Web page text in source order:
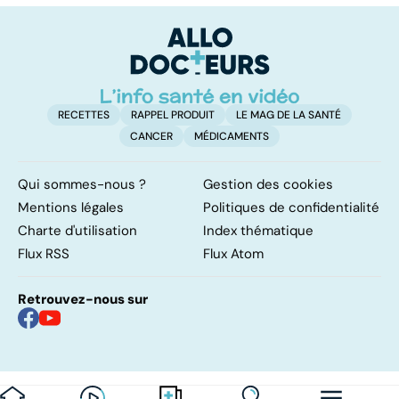
d'angine ?
RECETTES RAPPEL PRODUIT
LE MAG DE LA SANTÉ
CANCER
MÉDICAMENTS
Qui sommes-nous ?
Gestion des cookies
Mentions légales
Politiques de confidentialité
Charte d'utilisation
Index thématique
Flux RSS
Flux Atom
Retrouvez-nous sur